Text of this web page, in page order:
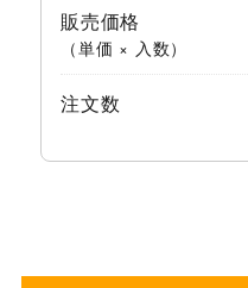
販売価格
（単価 × 入数）
注文数